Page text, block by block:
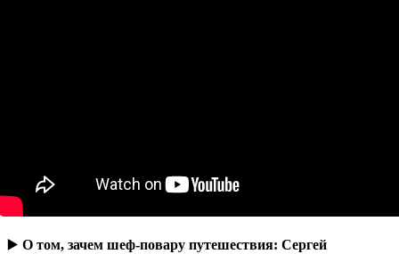
▶️ О том, зачем шеф-повару путешествия: Сергей